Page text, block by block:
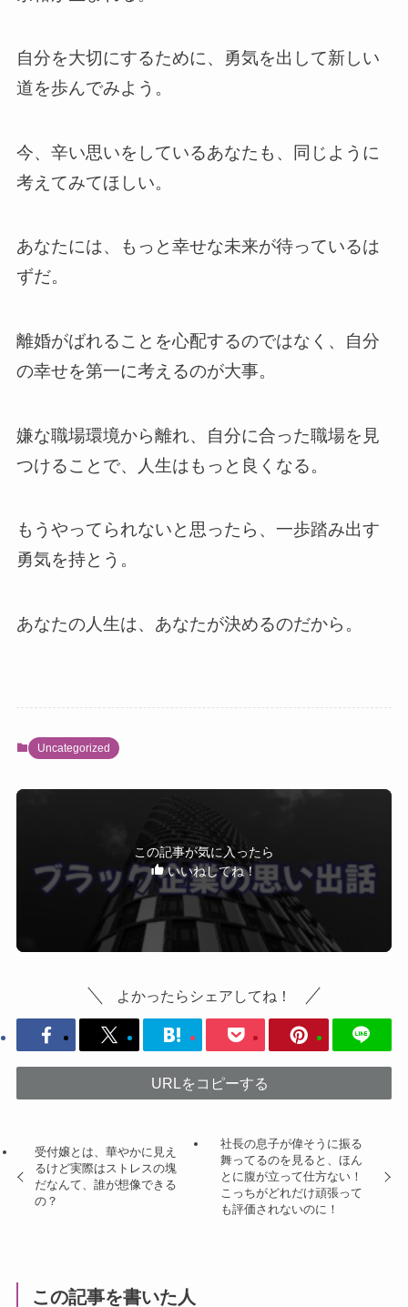
自分を大切にするために、勇気を出して新しい
道を歩んでみよう。
今、辛い思いをしているあなたも、同じように
考えてみてほしい。
あなたには、もっと幸せな未来が待っているは
ずだ。
離婚がばれることを心配するのではなく、自分
の幸せを第一に考えるのが大事。
嫌な職場環境から離れ、自分に合った職場を見
つけることで、人生はもっと良くなる。
もうやってられないと思ったら、一歩踏み出す
勇気を持とう。
あなたの人生は、あなたが決めるのだから。
Uncategorized
この記事が気に入ったら
いいねしてね！
よかったらシェアしてね！
URLをコピーする
受付嬢とは、華やかに見え
るけど実際はストレスの塊
だなんて、誰が想像できる
の？
社長の息子が偉そうに振る
舞ってるのを見ると、ほん
とに腹が立って仕方ない！
こっちがどれだけ頑張って
も評価されないのに！
この記事を書いた人